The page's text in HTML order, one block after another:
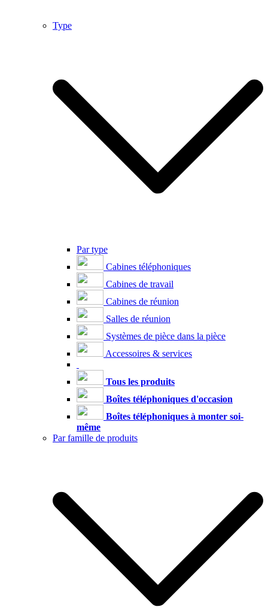
Type
Par type
Cabines téléphoniques
Cabines de travail
Cabines de réunion
Salles de réunion
Systèmes de pièce dans la pièce
Accessoires & services
Tous les produits
Boîtes téléphoniques d'occasion
Boîtes téléphoniques à monter soi-
même
Par famille de produits